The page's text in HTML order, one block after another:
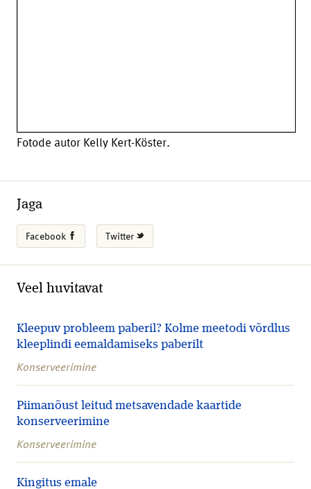
Fotode autor Kelly Kert-Köster.
Jaga
Facebook Twitter
Veel huvitavat
Kleepuv probleem paberil? Kolme meetodi võrdlus
kleeplindi eemaldamiseks paberilt
Konserveerimine
Piimanõust leitud metsavendade kaartide
konserveerimine
Konserveerimine
Kingitus emale